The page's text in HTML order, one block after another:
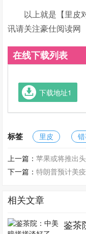
以上就是【里皮对
讯请关注豪仕阅读网
在线下载列表
下载地址1
标签 里皮
上一篇：苹果或将推出
下一篇：特朗普预计美
相关文章
鉴茶